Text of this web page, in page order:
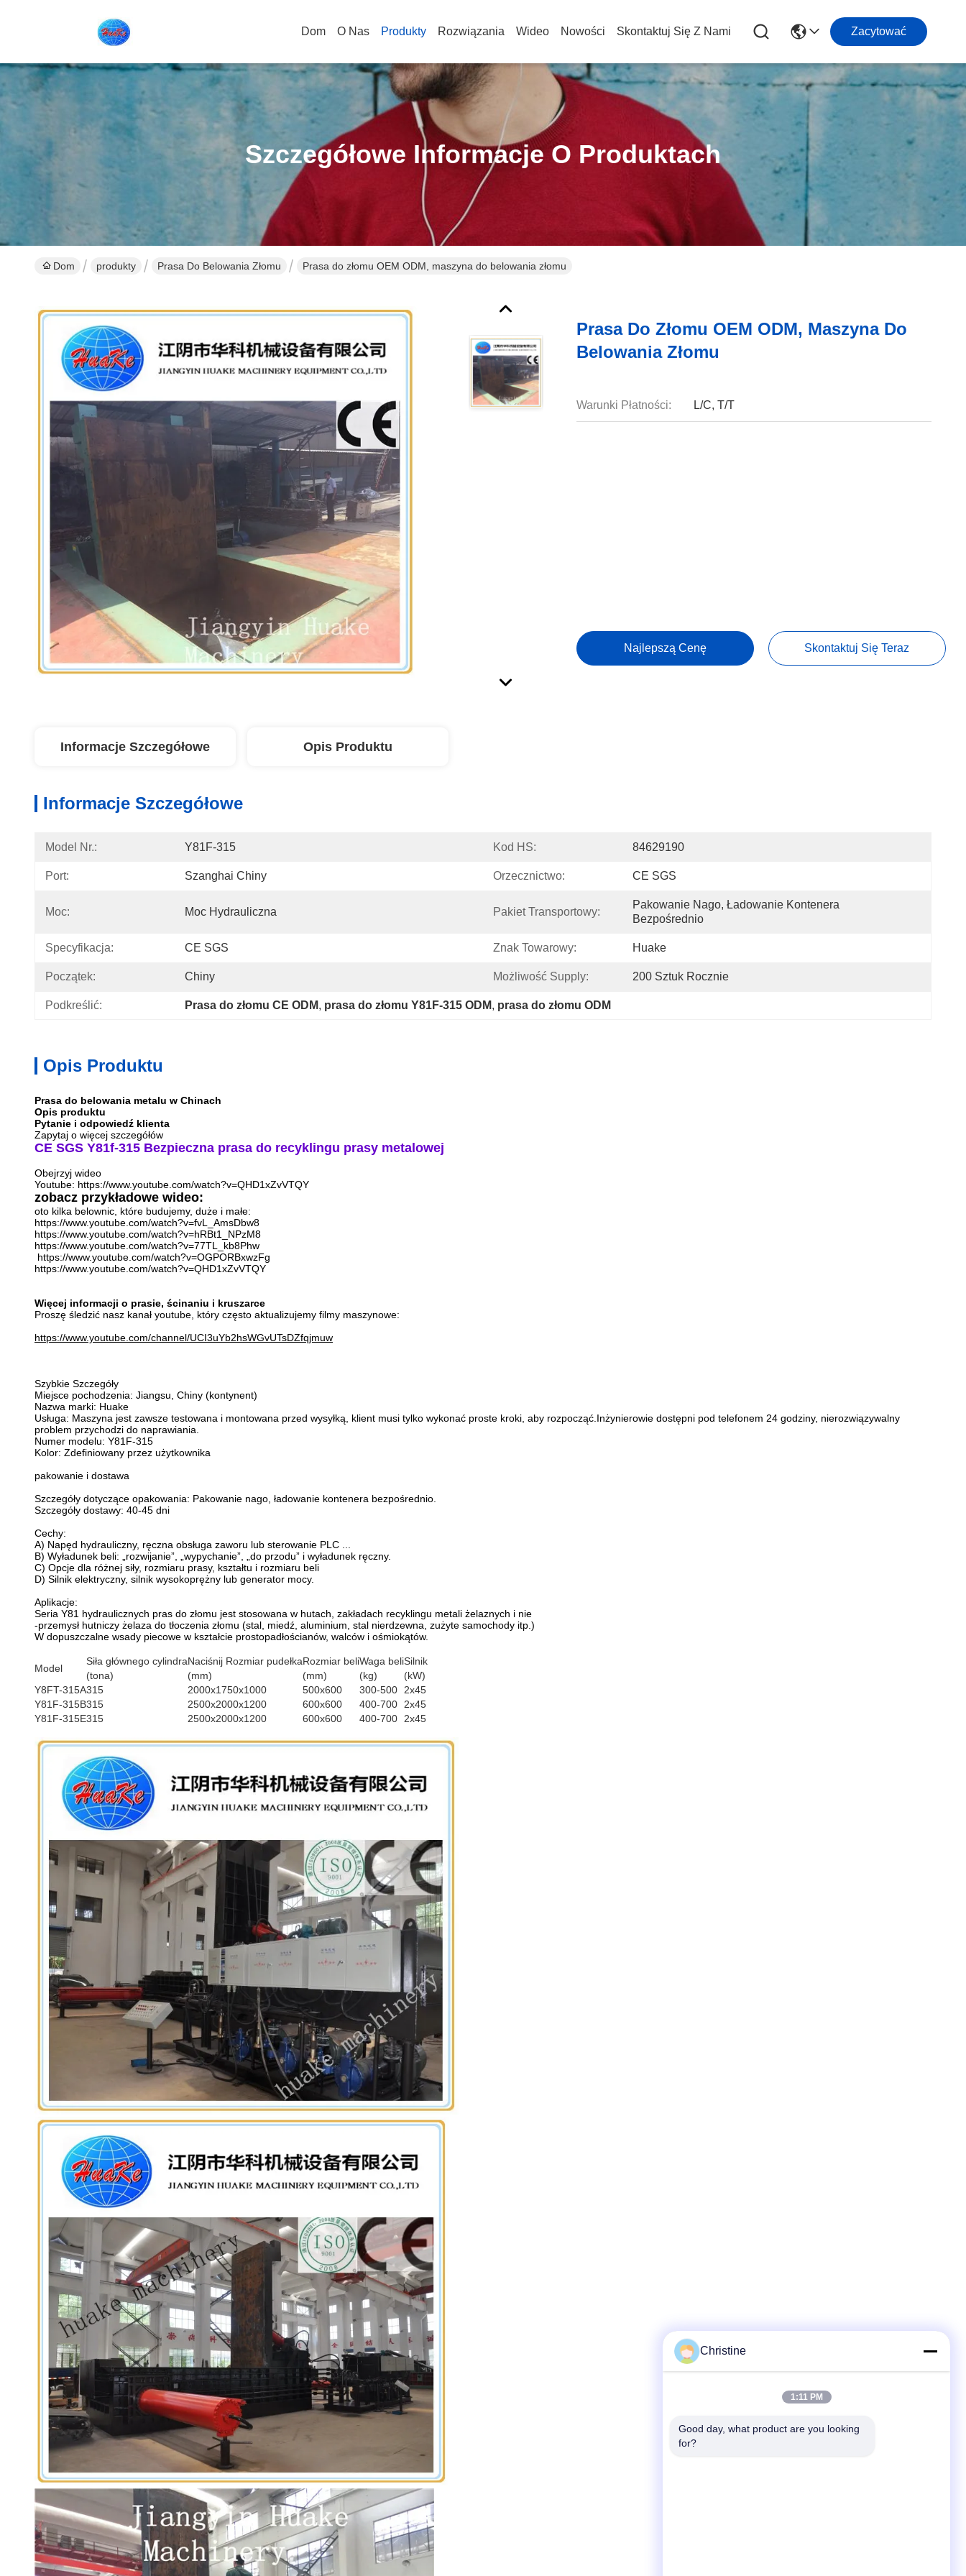
Dom O Nas Produkty Rozwiązania Wideo Nowości Skontaktuj Się Z Nami Zacytować
Szczegółowe Informacje O Produktach
Dom produkty Prasa Do Belowania Złomu Prasa do złomu OEM ODM, maszyna do belowania złomu
Prasa Do Złomu OEM ODM, Maszyna Do
Belowania Złomu
Warunki Płatności: L/C, T/T
Najlepszą Cenę Skontaktuj Się Teraz
Informacje Szczegółowe Opis Produktu
Informacje Szczegółowe
Model Nr.: Y81F-315 Kod HS: 84629190
Port: Szanghai Chiny Orzecznictwo: CE SGS
Moc: Moc Hydrauliczna Pakiet Transportowy:
Pakowanie Nago, Ładowanie Kontenera
Bezpośrednio
Specyfikacja: CE SGS Znak Towarowy: Huake
Początek: Chiny Możliwość Supply: 200 Sztuk Rocznie
Podkreślić: Prasa do złomu CE ODM, prasa do złomu Y81F-315 ODM, prasa do złomu ODM
Opis Produktu
Prasa do belowania metalu w Chinach
Opis produktu
Pytanie i odpowiedź klienta
Zapytaj o więcej szczegółów
CE SGS Y81f-315 Bezpieczna prasa do recyklingu prasy metalowej
Obejrzyj wideo
Youtube: https://www.youtube.com/watch?v=QHD1xZvVTQY
zobacz przykładowe wideo:
oto kilka belownic, które budujemy, duże i małe:
https://www.youtube.com/watch?v=fvL_AmsDbw8
https://www.youtube.com/watch?v=hRBt1_NPzM8
https://www.youtube.com/watch?v=77TL_kb8Phw
https://www.youtube.com/watch?v=OGPORBxwzFg
https://www.youtube.com/watch?v=QHD1xZvVTQY
Więcej informacji o prasie, ścinaniu i kruszarce
Proszę śledzić nasz kanał youtube, który często aktualizujemy filmy maszynowe:
https://www.youtube.com/channel/UCI3uYb2hsWGvUTsDZfqjmuw
Szybkie Szczegóły
Miejsce pochodzenia: Jiangsu, Chiny (kontynent)
Nazwa marki: Huake
Usługa: Maszyna jest zawsze testowana i montowana przed wysyłką, klient musi tylko wykonać proste kroki, aby rozpocząć.Inżynierowie dostępni pod telefonem 24 godziny, nierozwiązywalny
problem przychodzi do naprawiania.
Numer modelu: Y81F-315
Kolor: Zdefiniowany przez użytkownika
pakowanie i dostawa
Szczegóły dotyczące opakowania: Pakowanie nago, ładowanie kontenera bezpośrednio.
Szczegóły dostawy: 40-45 dni
Cechy:
A) Napęd hydrauliczny, ręczna obsługa zaworu lub sterowanie PLC ...
B) Wyładunek beli: „rozwijanie”, „wypychanie”, „do przodu” i wyładunek ręczny.
C) Opcje dla różnej siły, rozmiaru prasy, kształtu i rozmiaru beli
D) Silnik elektryczny, silnik wysokoprężny lub generator mocy.
Aplikacje:
Seria Y81 hydraulicznych pras do złomu jest stosowana w hutach, zakładach recyklingu metali żelaznych i nie
-przemysł hutniczy żelaza do tłoczenia złomu (stal, miedź, aluminium, stal nierdzewna, zużyte samochody itp.)
W dopuszczalne wsady piecowe w kształcie prostopadłościanów, walców i ośmiokątów.
Model
Siła głównego cylindra
(tona)
Naciśnij Rozmiar pudełka
(mm)
Rozmiar beli
(mm)
Waga beli
(kg)
Silnik
(kW)
Y8FT-315A315 2000x1750x1000 500x600 300-500
2x45
Y81F-315B315 2500x2000x1200 600x600 400-700
2x45
Y81F-315E315 2500x2000x1200 600x600 400-700 2x45
Christine
1:11 PM
Good day, what product are you looking
for?